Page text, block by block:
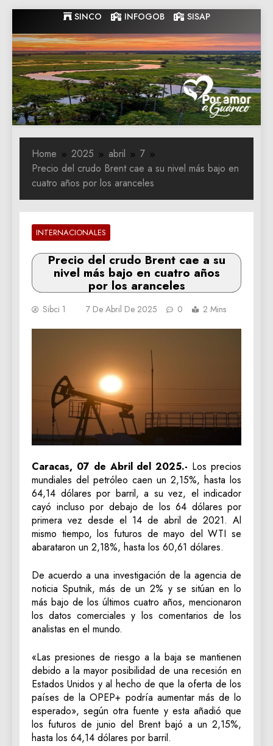
to
content
SINCO INFOGOB SISAP
Gobernacion
de Guarico
Gobernacion de Guarico
Home 2025 abril
7
Precio del crudo Brent cae a su nivel más bajo en
cuatro años por los aranceles
INTERNACIONALES
Precio del crudo Brent cae a su
nivel más bajo en cuatro años
por los aranceles
Sibci 1 7 De Abril De 2025 0 2 Mins
Caracas, 07 de Abril del 2025.- Los precios
mundiales del petróleo caen un 2,15%, hasta los
64,14 dólares por barril, a su vez, el indicador
cayó incluso por debajo de los 64 dólares por
primera vez desde el 14 de abril de 2021. Al
mismo tiempo, los futuros de mayo del WTI se
abarataron un 2,18%, hasta los 60,61 dólares.
De acuerdo a una investigación de la agencia de
noticia Sputnik, más de un 2% y se sitúan en lo
más bajo de los últimos cuatro años, mencionaron
los datos comerciales y los comentarios de los
analistas en el mundo.
«Las presiones de riesgo a la baja se mantienen
debido a la mayor posibilidad de una recesión en
Estados Unidos y al hecho de que la oferta de los
países de la OPEP+ podría aumentar más de lo
esperado», según otra fuente y esta añadió que
los futuros de junio del Brent bajó a un 2,15%,
hasta los 64,14 dólares por barril.